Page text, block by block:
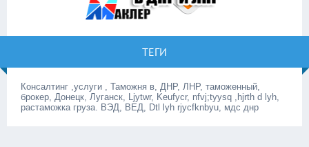
ТЕГИ
Консалтинг ,услуги , Таможня в, ДНР, ЛНР, таможенный,
брокер, Донецк, Луганск, Ljytwr, Keufycr, nfvj;tyysq ,hjrth d lyh,
растаможка груза. ВЭД, ВЕД, Dtl lyh rjycfknbyu, мдс днр